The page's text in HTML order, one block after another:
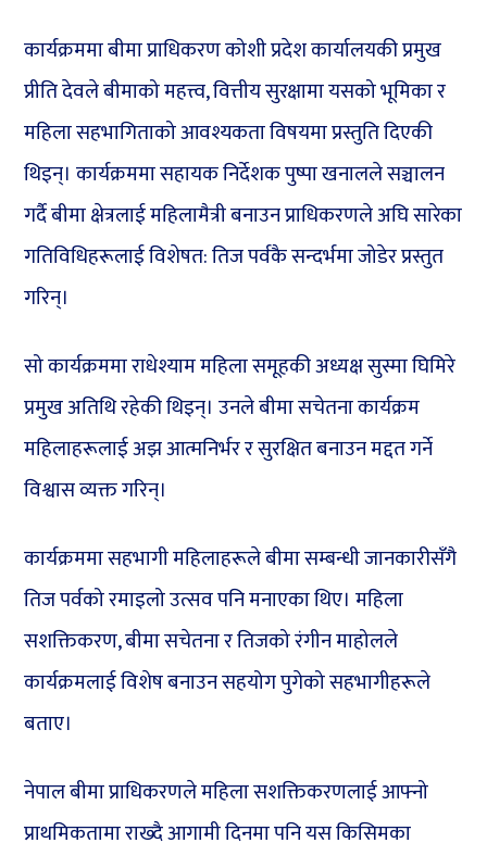
कार्यक्रममा बीमा प्राधिकरण कोशी प्रदेश कार्यालयकी प्रमुख
प्रीति देवले बीमाको महत्त्व, वित्तीय सुरक्षामा यसको भूमिका र
महिला सहभागिताको आवश्यकता विषयमा प्रस्तुति दिएकी
थिइन्। कार्यक्रममा सहायक निर्देशक पुष्पा खनालले सञ्चालन
गर्दै बीमा क्षेत्रलाई महिलामैत्री बनाउन प्राधिकरणले अघि सारेका
गतिविधिहरूलाई विशेषत: तिज पर्वकै सन्दर्भमा जोडेर प्रस्तुत
गरिन्।
सो कार्यक्रममा राधेश्याम महिला समूहकी अध्यक्ष सुस्मा घिमिरे
प्रमुख अतिथि रहेकी थिइन्। उनले बीमा सचेतना कार्यक्रम
महिलाहरूलाई अझ आत्मनिर्भर र सुरक्षित बनाउन मद्दत गर्ने
विश्वास व्यक्त गरिन्।
कार्यक्रममा सहभागी महिलाहरूले बीमा सम्बन्धी जानकारीसँगै
तिज पर्वको रमाइलो उत्सव पनि मनाएका थिए। महिला
सशक्तिकरण, बीमा सचेतना र तिजको रंगीन माहोलले
कार्यक्रमलाई विशेष बनाउन सहयोग पुगेको सहभागीहरूले
बताए।
नेपाल बीमा प्राधिकरणले महिला सशक्तिकरणलाई आफ्नो
प्राथमिकतामा राख्दै आगामी दिनमा पनि यस किसिमका